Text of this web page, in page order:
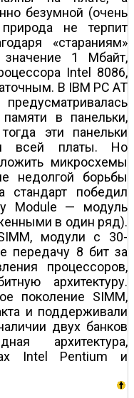
безумной (очень
не терпит
«стараниям»
значение 1 Мбайт,
Intel 8086,
В IBM PC AT
в панельки,
эти панельки
всей платы. Но
микросхемы
недолгой борьбы
стандарт победил
Module — модуль
в один ряд).
модули с 30-
передачу 8 бит за
процессоров,
архитектуру.
поколение SIMM,
и поддерживали
двух банков
архитектура,
Intel Pentium и